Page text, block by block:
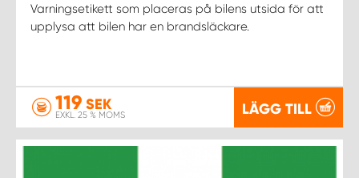
Varningsetikett som placeras på bilens utsida för att
upplysa att bilen har en brandsläckare.
119 SEK
EXKL. 25 % MOMS LÄGG TILL